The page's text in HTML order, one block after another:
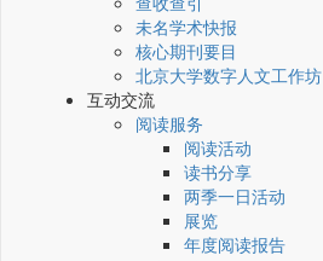
未名学术快报
核心期刊要目
北京大学数字人文工作坊
互动交流
阅读服务
阅读活动
读书分享
两季一日活动
展览
年度阅读报告